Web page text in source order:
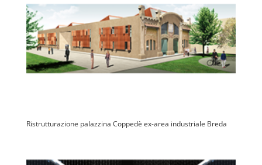
Ristrutturazione palazzina Coppedè ex-area industriale Breda